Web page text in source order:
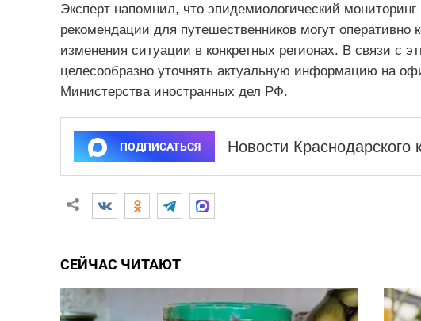
Эксперт напомнил, что эпидемиологический
рекомендации для путешественников могут оперативно
изменения ситуации в конкретных регионах. В связи с
целесообразно уточнять актуальную информацию на
Министерства иностранных дел РФ.
ПОДПИСАТЬСЯ Новости Краснодарского
СЕЙЧАС ЧИТАЮТ